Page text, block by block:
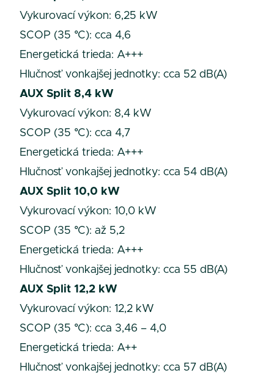
Vykurovací výkon: 6,25 kW
SCOP (35 °C): cca 4,6
Energetická trieda: A+++
Hlučnosť vonkajšej jednotky: cca 52 dB(A)
AUX Split 8,4 kW
Vykurovací výkon: 8,4 kW
SCOP (35 °C): cca 4,7
Energetická trieda: A+++
Hlučnosť vonkajšej jednotky: cca 54 dB(A)
AUX Split 10,0 kW
Vykurovací výkon: 10,0 kW
SCOP (35 °C): až 5,2
Energetická trieda: A+++
Hlučnosť vonkajšej jednotky: cca 55 dB(A)
AUX Split 12,2 kW
Vykurovací výkon: 12,2 kW
SCOP (35 °C): cca 3,46 – 4,0
Energetická trieda: A++
Hlučnosť vonkajšej jednotky: cca 57 dB(A)